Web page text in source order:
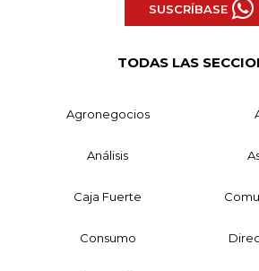
SUSCRÍBASE
TODAS LAS
Agronegocios
Análisis
Caja Fuerte
Consumo